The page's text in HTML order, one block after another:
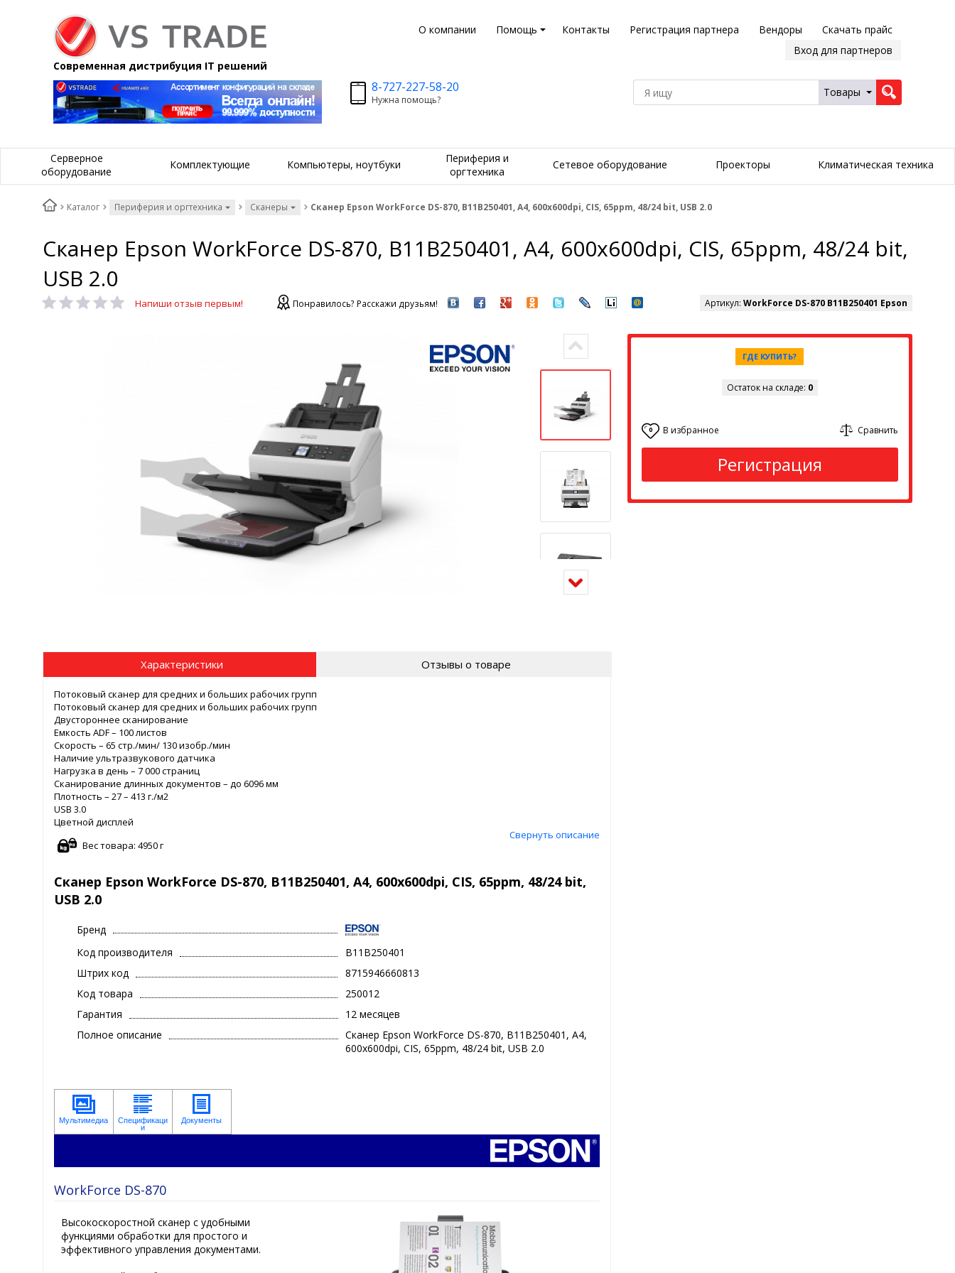
О компании Помощь Контакты Регистрация партнера Вендоры
Скачать прайс
Вход для партнеров
Современная дистрибуция IT решений
8-727-227-58-20
Нужна помощь?
Товары
Серверное
оборудование
Комплектующие Компьютеры, ноутбуки
Периферия и
оргтехника
Сетевое оборудование Проекторы Климатическая техника
Каталог Периферия и оргтехника Сканеры Сканер Epson WorkForce DS-870, B11B250401, A4, 600x600dpi, CIS, 65ppm, 48/24 bit, USB 2.0
Сканер Epson WorkForce DS-870, B11B250401, A4, 600x600dpi, CIS, 65ppm, 48/24 bit,
USB 2.0
Напиши отзыв первым! Понравилось? Расскажи друзьям! Артикул: WorkForce DS-870 B11B250401 Epson
ГДЕ КУПИТЬ?
Остаток на складе: 0
0 В избранное Сравнить
Регистрация
Характеристики Отзывы о товаре
Потоковый сканер для средних и больших рабочих групп
Потоковый сканер для средних и больших рабочих групп
Двустороннее сканирование
Емкость ADF – 100 листов
Скорость – 65 стр./мин/ 130 изобр./мин
Наличие ультразвукового датчика
Нагрузка в день – 7 000 страниц
Сканирование длинных документов – до 6096 мм
Плотность – 27 – 413 г./м2
USB 3.0
Цветной дисплей
Свернуть описание
Вес товара: 4950 г
Сканер Epson WorkForce DS-870, B11B250401, A4, 600x600dpi, CIS, 65ppm, 48/24 bit,
USB 2.0
Бренд
Код производителя
B11B250401
Штрих код
8715946660813
Код товара
250012
Гарантия
12 месяцев
Полное описание
Сканер Epson WorkForce DS-870, B11B250401, A4,
600x600dpi, CIS, 65ppm, 48/24 bit, USB 2.0
WorkForce DS-870
Высокоскоростной сканер с удобными
функциями обработки для простого и
эффективного управления документами.